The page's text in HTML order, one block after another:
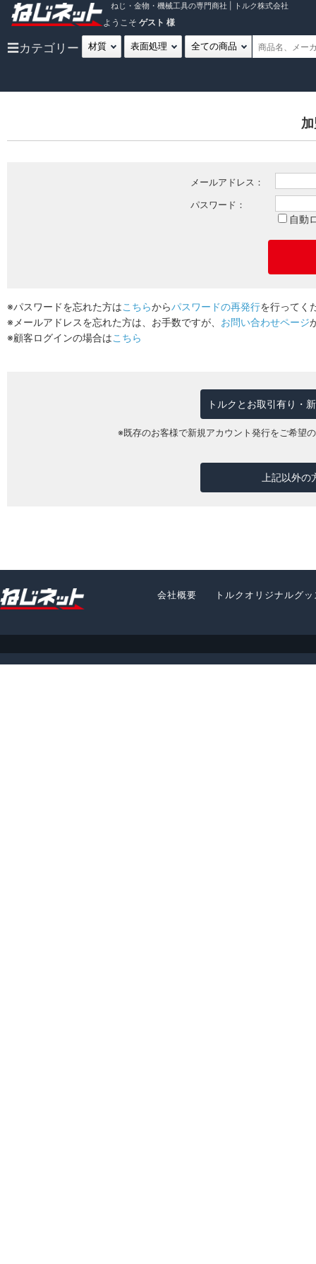
ねじ・金物・機械工具の専門商社 | トルク株式会社
ようこそ ゲスト 様
☰カテゴリー
メールアドレス：
パスワード：
自動
※パスワードを忘れた方はこちらからパスワードの再発行を行ってく
※メールアドレスを忘れた方は、お手数ですが、 お問い合わせページ
※顧客ログインの場合はこちら
トルクとお取引有り・
※既存のお客様で新規アカウント発行をご希望
上記以外
会社概要 トルクオリジナルグ